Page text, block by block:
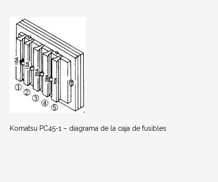
Komatsu PC45-1 – diagrama de la caja de fusibles